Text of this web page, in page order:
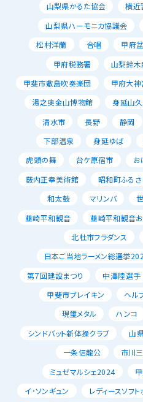
山梨県かるた協会
横近
山梨県ハーモニカ協議会
松村洋蘭
合唱 甲府
甲府税務署
山梨鈴
甲斐市敷島吹奏楽団
甲府大
湯之奥金山博物館
身延山
清水市
長野 静岡
下部温泉
身延ゆば
虎頭の舞
台ケ原宿市 お
薮内正幸美術館
昭和町ふる
和太鼓
マリンバ
韮崎平和観音
韮崎平和観音お
北杜市フラダンス
日本ご当地ラーメン総選挙
第７回建設まつり
中澤陸選手
甲斐市ブレイキン
ヘル
現璽メタル
ハンコ
シンドバット新体操クラブ
山
一条信龍公
市川
ミュゼマルシェ2024
イ･ソンギュン
レディースソフ